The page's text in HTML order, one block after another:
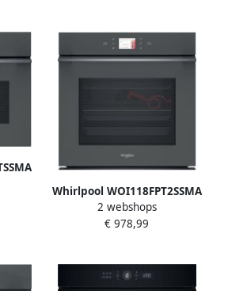
Whirlpool WOI118FPT2SSMA
73 l Grijs
2 webshops
€ 978,99